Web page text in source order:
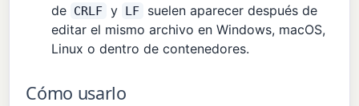
de CRLF y LF
suelen aparecer después de
editar el mismo archivo en Windows, macOS,
Linux o dentro de contenedores.
Cómo usarlo